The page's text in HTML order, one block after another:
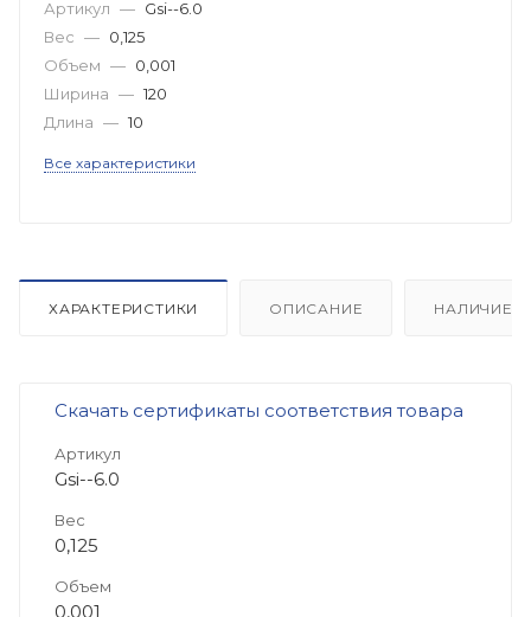
Артикул — Gsi--6.0
Вес — 0,125
Объем — 0,001
Ширина — 120
Длина — 10
Все характеристики
ХАРАКТЕРИСТИКИ ОПИСАНИЕ НАЛИЧИЕ
Скачать сертификаты соответствия товара
Артикул
Gsi--6.0
Вес
0,125
Объем
0,001